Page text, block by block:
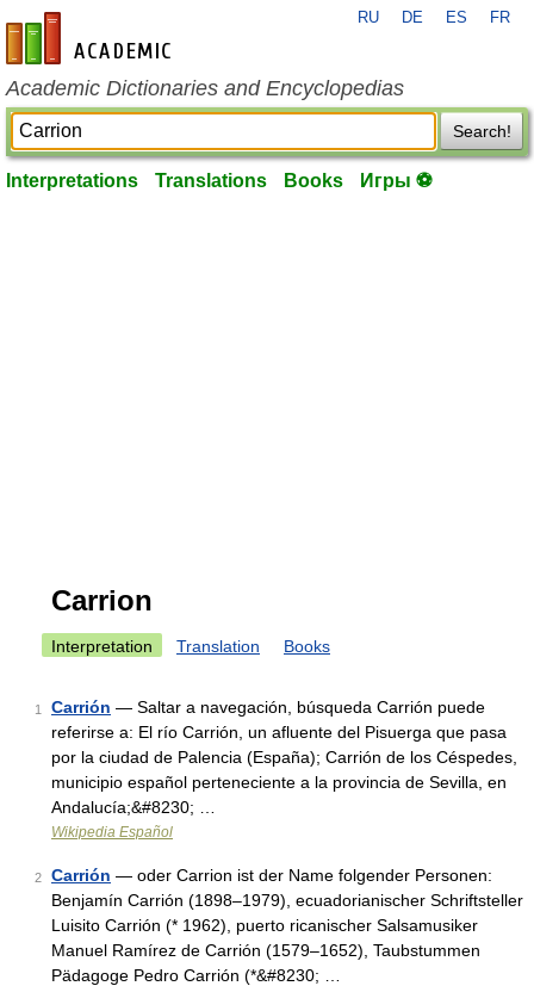
en-academic.com
RU DE ES FR
Academic Dictionaries and Encyclopedias
Search!
Interpretations Translations Books Игры ⚽
Carrion
Interpretation Translation Books
1 Carrión — Saltar a navegación, búsqueda Carrión puede
referirse a: El río Carrión, un afluente del Pisuerga que pasa
por la ciudad de Palencia (España); Carrión de los Céspedes,
municipio español perteneciente a la provincia de Sevilla, en
Andalucía;&#8230; …
Wikipedia Español
2 Carrión — oder Carrion ist der Name folgender Personen:
Benjamín Carrión (1898–1979), ecuadorianischer Schriftsteller
Luisito Carrión (* 1962), puerto ricanischer Salsamusiker
Manuel Ramírez de Carrión (1579–1652), Taubstummen
Pädagoge Pedro Carrión (*&#8230; …